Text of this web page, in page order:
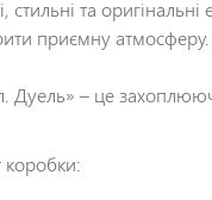
стильні та
приємну атмосферу.
Дуель» – це
коробки: